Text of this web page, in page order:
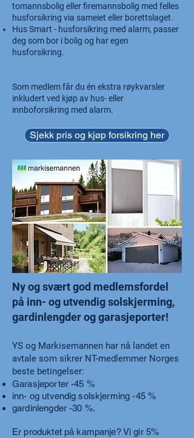
tomannsbolig eller firemannsbolig med felles
husforsikring via sameiet eller borettslaget.
Hus Smart - husforsikring med alarm, passer
deg som bor i bolig og har egen
husforsikring.
Som medlem får du én ekstra røykvarsler
inkludert ved kjøp av hus- eller
innboforsikring med alarm.
Sjekk pris og kjøp forsikring her
Ny og svært god medlemsfordel
på inn- og utvendig solskjerming,
gardinlengder og garasjeporter!
YS og Markisemannen har nå landet en
avtale som sikrer NT-medlemmer Norges
beste betingelser:
Garasjeporter -45 %
inn- og utvendig solskjerming -45 %
gardinlengder -30 %.
Er produktet på kampanje? Vi gir 5%